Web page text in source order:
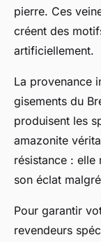
pierre. Ces
créent des
artificiellement.
La provenance
gisements du
produisent les
amazonite
résistance : elle
son éclat
Pour garantir
revendeurs